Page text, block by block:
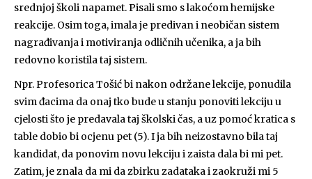
srednjoj školi napamet. Pisali smo s lakoćom hemijske
reakcije. Osim toga, imala je predivan i neobičan sistem
nagrađivanja i motiviranja odličnih učenika, a ja bih
redovno koristila taj sistem.
Npr. Profesorica Tošić bi nakon održane lekcije, ponudila
svim đacima da onaj tko bude u stanju ponoviti lekciju u
cjelosti što je predavala taj školski čas, a uz pomoć kratica s
table dobio bi ocjenu pet (5). I ja bih neizostavno bila taj
kandidat, da ponovim novu lekciju i zaista dala bi mi pet.
Zatim, je znala da mi da zbirku zadataka i zaokruži mi 5